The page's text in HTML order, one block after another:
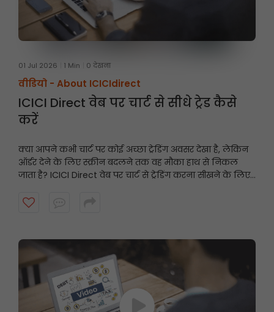
01 Jul 2026 1 Min 0 देखना
वीडियो - About ICICIdirect
ICICI Direct वेब पर चार्ट से सीधे ट्रेड कैसे
करें
क्या आपने कभी चार्ट पर कोई अच्छा ट्रेडिंग अवसर देखा है, लेकिन
ऑर्डर देने के लिए स्क्रीन बदलने तक वह मौका हाथ से निकल
जाता है? ICICI Direct वेब पर चार्ट से ट्रेडिंग करना सीखने के लिए